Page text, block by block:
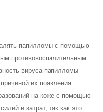
папилломы с помощью
противовоспалительным
вируса папилломы
их появления.
на коже с помощью
и затрат, так как это